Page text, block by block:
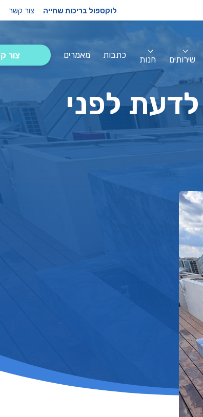
לוקספול בריכות שחייה צור קשר
שירותים חנות כתבות מאמרים צור
לפני